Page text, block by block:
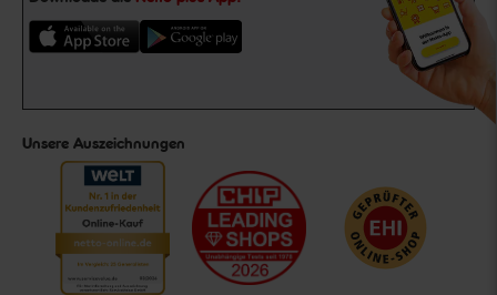
Unsere Auszeichnungen